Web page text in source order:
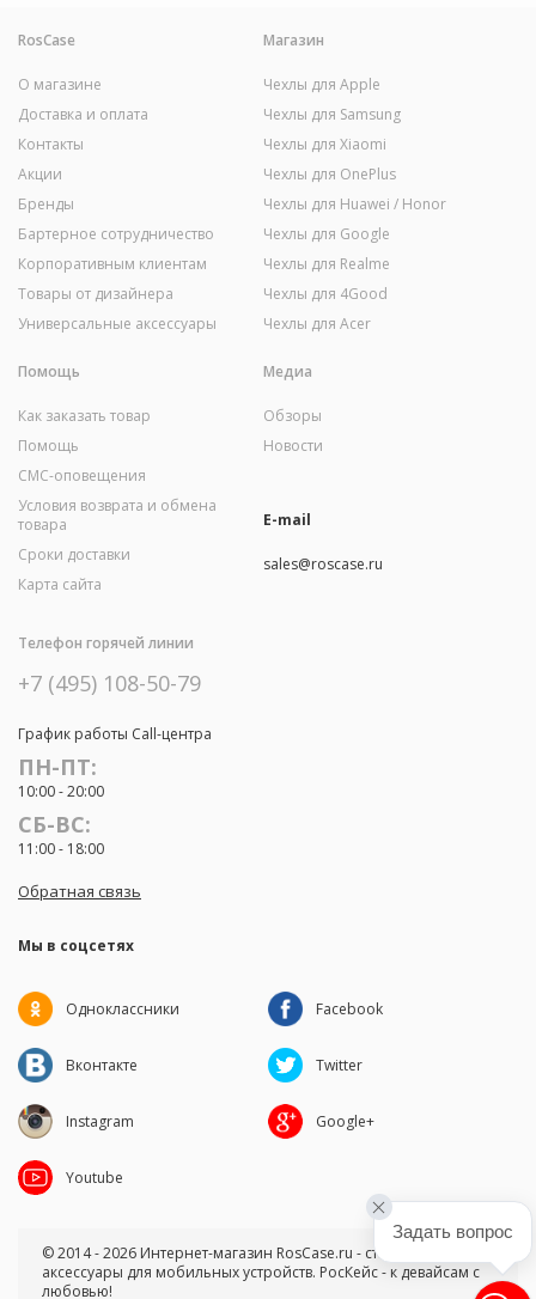
RosCase
О магазине
Доставка и оплата
Контакты
Акции
Бренды
Бартерное сотрудничество
Корпоративным клиентам
Товары от дизайнера
Универсальные аксессуары
Магазин
Чехлы для Apple
Чехлы для Samsung
Чехлы для Xiaomi
Чехлы для OnePlus
Чехлы для Huawei / Honor
Чехлы для Google
Чехлы для Realme
Чехлы для 4Good
Чехлы для Acer
Помощь
Как заказать товар
Помощь
СМС-оповещения
Условия возврата и обмена
товара
Сроки доставки
Карта сайта
Медиа
Обзоры
Новости
E-mail
sales@roscase.ru
Телефон горячей линии
+7 (495) 108-50-79
График работы Call-центра
ПН-ПТ:
10:00 - 20:00
СБ-ВС:
11:00 - 18:00
Обратная связь
Мы в соцсетях
Одноклассники Facebook
Вконтакте Twitter
Instagram Google+
Youtube
© 2014 - 2026 Интернет-магазин RosCase.ru - стильные чехлы и
аксессуары для мобильных устройств. РосКейс - к девайсам с
любовью!
Задать вопрос